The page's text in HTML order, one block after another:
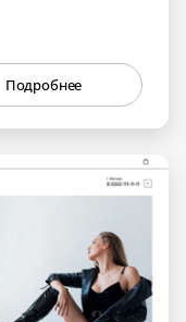
Подробнее